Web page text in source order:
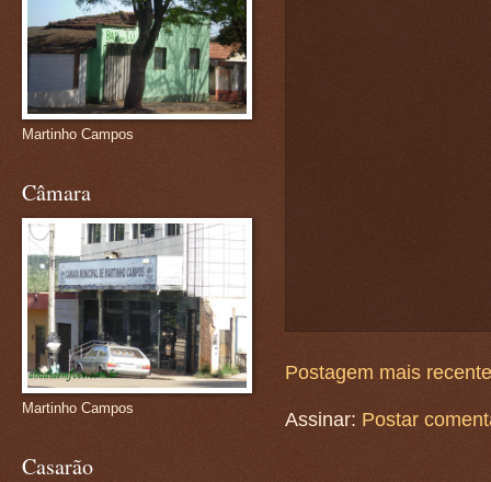
Postagem mais recente
Assinar: Postar
Martinho Campos
Câmara
Martinho Campos
Casarão